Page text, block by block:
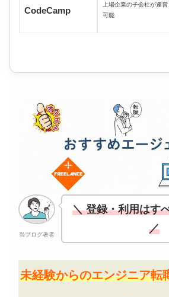
CodeCamp
上場企業の子会社が運
可能
当ブログ著者
＼ 登録・利用はす
／
未経験からのエンジニア転